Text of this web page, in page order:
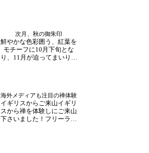
た荒れた天気となる予報で
すが、植物の芽吹きが春の
訪れを感じさせてくれま
す。...
次月、秋の御朱印
鮮やかな色彩囲う、紅葉を
モチーフに10月下旬とな
り、11月が迫ってまいりま
るのが大安禅寺恒例です。
毎月楽しみに来山頂ける皆
様へ、どんな御朱印をお
届...
海外メディアも注目の禅体験
イギリスからご来山イギリ
スから禅を体験しにご来山
下さいました！フリーラン